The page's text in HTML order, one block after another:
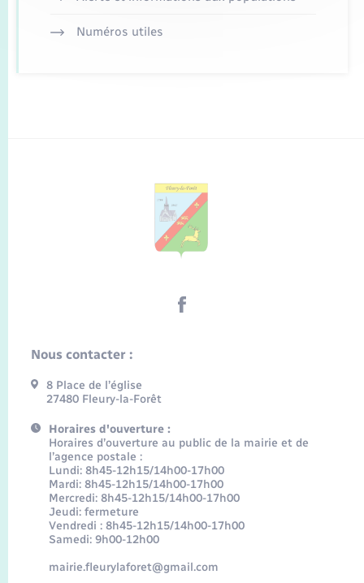
Numéros utiles
Nous contacter :
8 Place de l’église
27480 Fleury-la-Forêt
Horaires d'ouverture :
Horaires d’ouverture au public de la mairie et de
l’agence postale :
Lundi: 8h45-12h15/14h00-17h00
Mardi: 8h45-12h15/14h00-17h00
Mercredi: 8h45-12h15/14h00-17h00
Jeudi: fermeture
Vendredi : 8h45-12h15/14h00-17h00
Samedi: 9h00-12h00
mairie.fleurylaforet@gmail.com